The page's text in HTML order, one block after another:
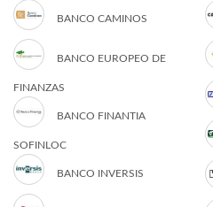
BANCO CAMINOS
BANCO EUROPEO DE
FINANZAS
BANCO FINANTIA
SOFINLOC
BANCO INVERSIS